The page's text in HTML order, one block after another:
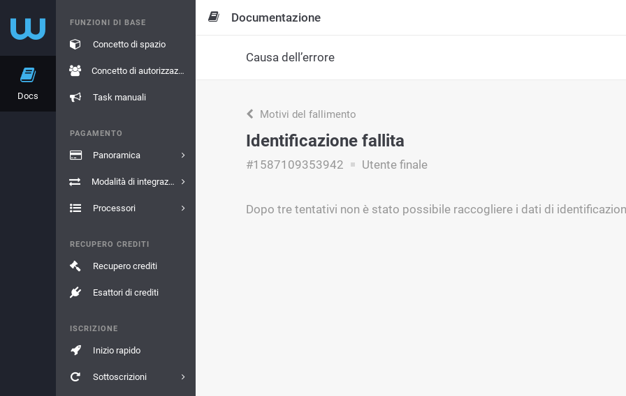
Docs
FUNZIONI DI BASE
Concetto di spazio
Concetto di autorizzazione
Task manuali
PAGAMENTO
Panoramica
Modalità di integrazione
Processori
RECUPERO CREDITI
Recupero crediti
Esattori di crediti
ISCRIZIONE
Inizio rapido
Sottoscrizioni
Documentazione
Causa dell’errore
Motivi del fallimento
Identificazione fallita
#1587109353942 Utente finale
Dopo tre tentativi non è stato possibile raccogliere i dati di